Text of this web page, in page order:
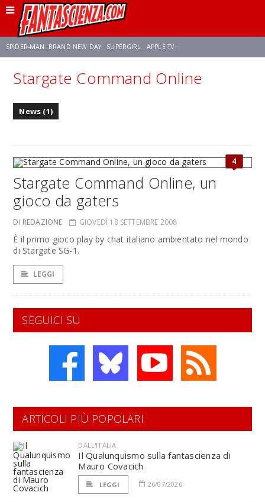
SPIDER-MAN: BRAND NEW DAY SUPERGIRL APPLE TV+
FRANCO RICCIARDIELLO ZENDAYA AVENGERS: DOOMSDAY
Stargate Command Online
News (1)
4
Stargate Command Online, un
gioco da gaters
DI REDAZIONE GIOVEDÌ 18 SETTEMBRE 2008
È il primo gioco play by chat italiano ambientato nel mondo
di Stargate SG-1.
LEGGI
SEGUICI SU
ARTICOLI PIÙ POPOLARI
DALL'ITALIA
Il Qualunquismo sulla fantascienza di
Mauro Covacich
LEGGI 26/07/2026